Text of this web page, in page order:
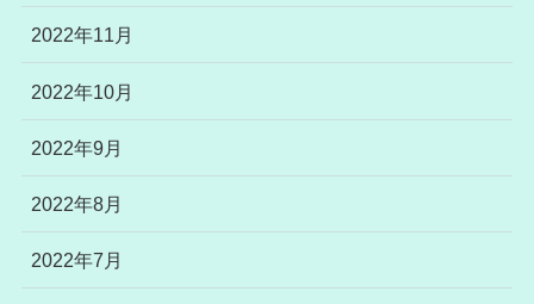
2022年11月
2022年10月
2022年9月
2022年8月
2022年7月